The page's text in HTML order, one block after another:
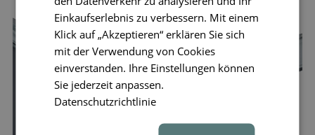
Einkaufserlebnis zu verbessern. Mit einem
Klick auf „Akzeptieren“ erklären Sie sich
mit der Verwendung von Cookies
einverstanden. Ihre Einstellungen können
Sie jederzeit anpassen.
Datenschutzrichtlinie